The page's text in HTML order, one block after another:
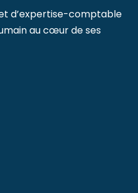
d’expertise-comptable
au cœur de ses